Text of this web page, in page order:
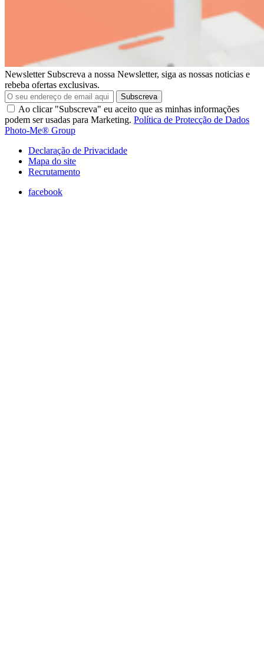
Newsletter Subscreva a nossa Newsletter, siga as nossas noticias e
rebeba ofertas exclusivas.
Subscreva
Ao clicar "Subscreva" eu aceito que as minhas informações
podem ser usadas para Marketing. Política de Protecção de Dados
Photo-Me® Group
Declaração de Privacidade
Mapa do site
Recrutamento
facebook